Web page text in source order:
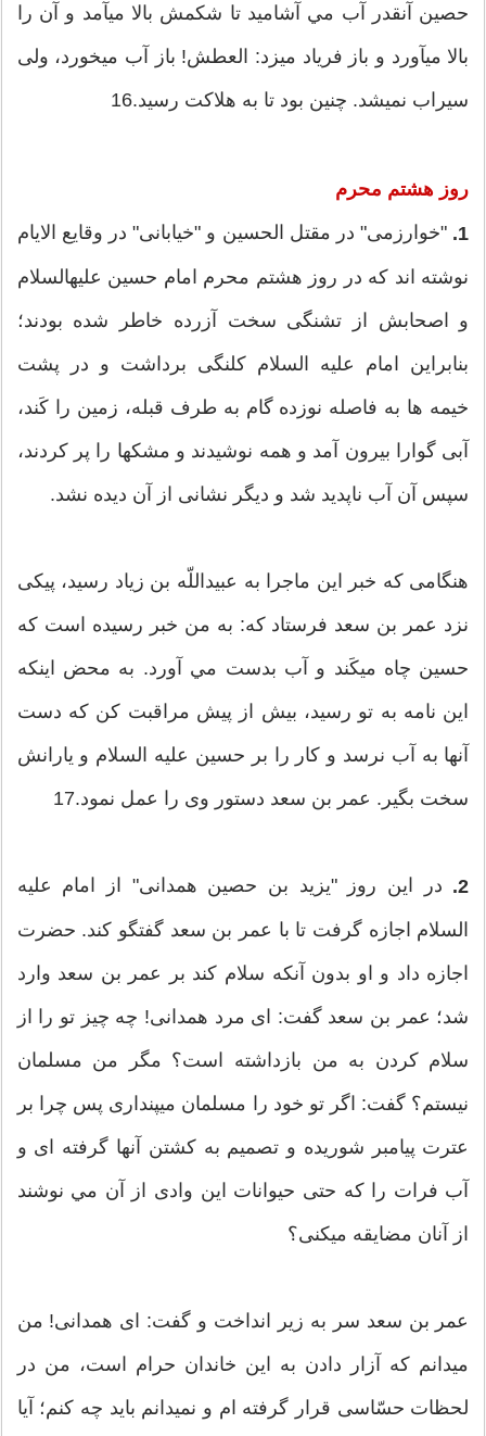
حصین آنقدر آب مي ‏آشامید تا شكمش بالا مي‏آمد و آن را
بالا مي‏آورد و باز فریاد مي‏زد: العطش! باز آب مي‏خورد، ولی
سیراب نمي‏شد. چنین بود تا به هلاكت رسید.16
روز هشتم محرم
1. "خوارزمی" در مقتل الحسین و "خیابانی" در وقایع الایام
نوشته ‏اند كه در روز هشتم محرم امام حسین علیه‏السلام
و اصحابش از تشنگی سخت آزرده خاطر شده بودند؛
بنابراین امام علیه ‏السلام كلنگی برداشت و در پشت
خیمه‏ ها به فاصله نوزده گام به طرف قبله، زمین را كَند،
آبی گوارا بیرون آمد و همه نوشیدند و مشكها را پر كردند،
سپس آن آب ناپدید شد و دیگر نشانی از آن دیده نشد.
هنگامی كه خبر این ماجرا به عبیداللّه‏ بن زیاد رسید، پیكی
نزد عمر بن سعد فرستاد كه: به من خبر رسیده است كه
حسین چاه مي‏كَند و آب بدست مي‏ آورد. به محض اینكه
این نامه به تو رسید، بیش از پیش مراقبت كن كه دست
آنها به آب نرسد و كار را بر حسین علیه‏ السلام و یارانش
سخت بگیر. عمر بن سعد دستور وی را عمل نمود.17
2. در این روز "یزید بن حصین همدانی" از امام علیه‏
السلام اجازه گرفت تا با عمر بن سعد گفتگو كند. حضرت
اجازه داد و او بدون آنكه سلام كند بر عمر بن سعد وارد
شد؛ عمر بن سعد گفت: ای مرد همدانی! چه چیز تو را از
سلام كردن به من بازداشته است؟ مگر من مسلمان
نیستم؟ گفت: اگر تو خود را مسلمان مي‏پنداری پس چرا بر
عترت پیامبر شوریده و تصمیم به كشتن آنها گرفته‏ ای و
آب فرات را كه حتی حیوانات این وادی از آن مي‏ نوشند
از آنان مضایقه مي‏كنی؟
عمر بن سعد سر به زیر انداخت و گفت: ای همدانی! من
مي‏دانم كه آزار دادن به این خاندان حرام است، من در
لحظات حسّاسی قرار گرفته ‏ام و نمي‏دانم باید چه كنم؛ آیا